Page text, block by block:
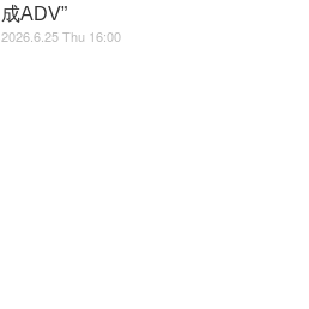
成ADV”
2026.6.25 Thu 16:00